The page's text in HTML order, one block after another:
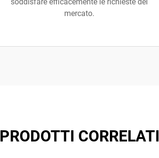
mercato.
PRODOTTI CORRELATI